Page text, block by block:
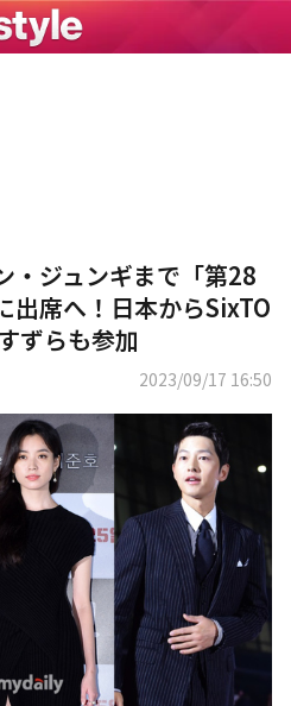
・ジュンギまで「第28
出席へ！日本からSixTO
ずらも参加
2023/09/17 16:50